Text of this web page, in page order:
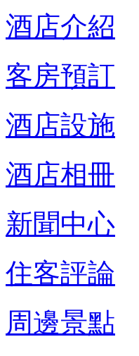
酒店介紹
客房預訂
酒店設施
酒店相冊
新聞中心
住客評論
周邊景點